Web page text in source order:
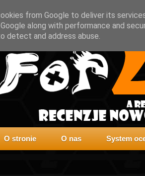
O stronie O nas System
from Google to deliver its
along with performance and
detect and address abuse.